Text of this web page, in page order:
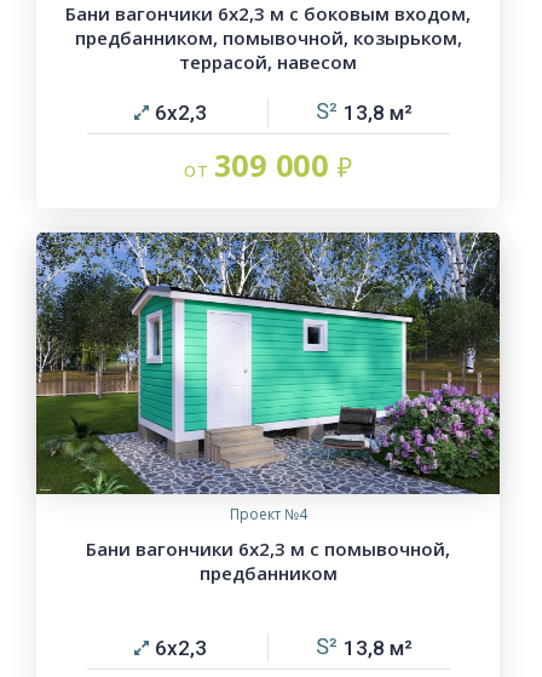
Бани вагончики 6х2,3 м с боковым входом,
предбанником, помывочной, козырьком,
террасой, навесом
6х2,3 13,8
309 000
Проект №4
Бани вагончики 6х2,3 м с помывочной,
предбанником
6х2,3 13,8